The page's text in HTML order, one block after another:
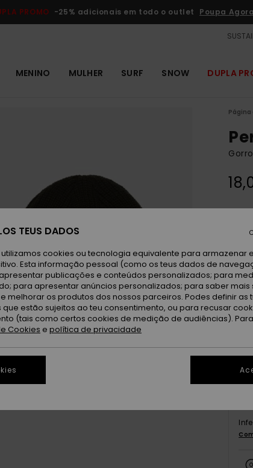
PROMO -25% adicionais em todo o outlet Poupa Agora
MENINO MULHER SURF SNOW DUPLA
Página
TEUS DADOS
cookies ou tecnologia equivalente para armazenar
Esta informação pessoal (como os teus dados de
publicações e conteúdos personalizados; para
para apresentar anúncios personalizados; para saber mais
melhorar os produtos dos nossos parceiros. Podes definir as
estão sujeitos ao teu consentimento, ou para recusar
(tais como certos cookies de medição de audiências).
Cookies e política de privacidade